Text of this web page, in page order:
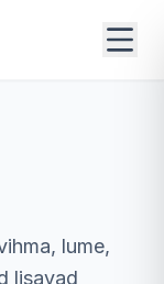
lume,
lisavad